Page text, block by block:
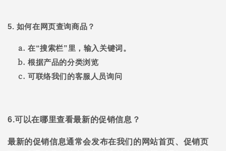
5. 如何在网页查询商品？
在“搜索栏”里，输入关键词。
根据产品的分类浏览
可联络我们的客服人员询问
6.可以在哪里查看最新的促销信息？
最新的促销信息通常会发布在我们的网站首页、促销页